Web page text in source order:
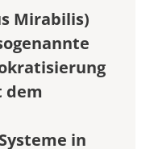
Mirabilis)
dem
in